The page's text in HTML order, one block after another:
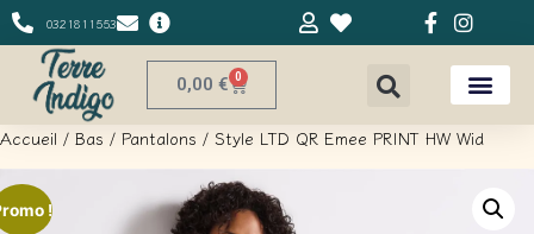
0321811553
0,00 € 0
Accueil / Bas / Pantalons / Style LTD QR Emee PRINT HW Wid
!